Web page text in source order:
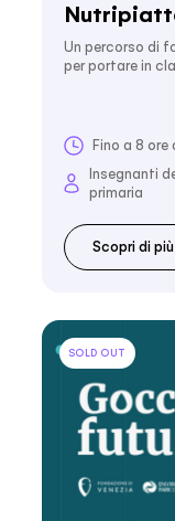
Un percorso di
per portare in
Fino a 8
Insegnanti
primaria
Scopri di più
SOLD OUT